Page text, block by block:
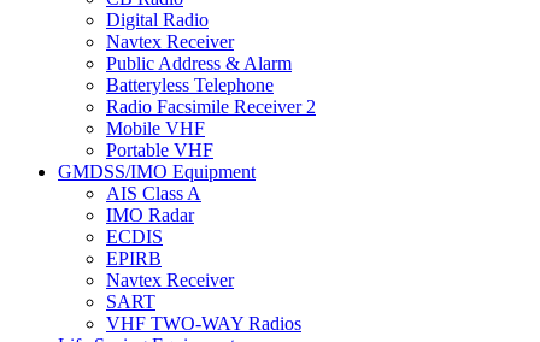
Digital Radio
Navtex Receiver
Public Address & Alarm
Batteryless Telephone
Radio Facsimile Receiver 2
Mobile VHF
Portable VHF
GMDSS/IMO Equipment
AIS Class A
IMO Radar
ECDIS
EPIRB
Navtex Receiver
SART
VHF TWO-WAY Radios